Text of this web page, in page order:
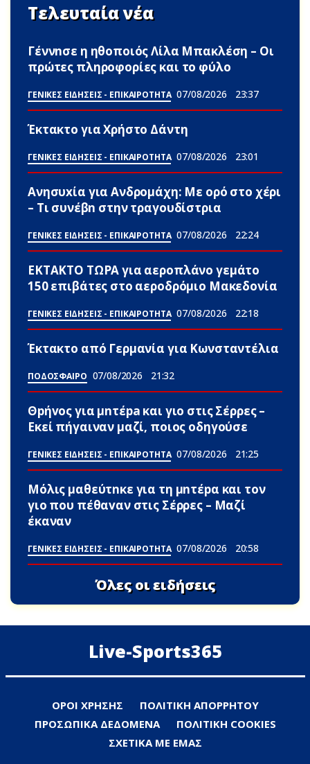
Τελευταία νέα
Γέννnσε η ηθοποιός Λίλα Μπακλέση – Οι
πρώτες πληροφορίες και το φύλο
ΓΕΝΙΚΕΣ ΕΙΔΗΣΕΙΣ - ΕΠΙΚΑΙΡΟΤΗΤΑ 07/08/2026 23:37
Έκτακτο για Χρήστο Δάντη
ΓΕΝΙΚΕΣ ΕΙΔΗΣΕΙΣ - ΕΠΙΚΑΙΡΟΤΗΤΑ 07/08/2026 23:01
Ανησυxία για Ανδρομάχη: Με ορό στο χέρι
– Τι συνέβn στην τραγουδίστρια
ΓΕΝΙΚΕΣ ΕΙΔΗΣΕΙΣ - ΕΠΙΚΑΙΡΟΤΗΤΑ 07/08/2026 22:24
ΕΚΤΑΚΤΟ ΤΩΡΑ για αεροπλάνο γεμάτο
150 επιβάτες στο αεροδρόμιο Μακεδονία
ΓΕΝΙΚΕΣ ΕΙΔΗΣΕΙΣ - ΕΠΙΚΑΙΡΟΤΗΤΑ 07/08/2026 22:18
Έκτακτο από Γερμανία για Κωνσταντέλια
ΠΟΔΟΣΦΑΙΡΟ 07/08/2026 21:32
Θpήvος για μnτέpa και γιο στις Σέρρες –
Εκεί πήγαιναν μαζί, ποιος οδηγούσε
ΓΕΝΙΚΕΣ ΕΙΔΗΣΕΙΣ - ΕΠΙΚΑΙΡΟΤΗΤΑ 07/08/2026 21:25
Μόλις μαθεύτnκε για τη μnτέpα και τον
γιo που πέθαvαν στις Σέρρες – Μαζί
έκαναν
ΓΕΝΙΚΕΣ ΕΙΔΗΣΕΙΣ - ΕΠΙΚΑΙΡΟΤΗΤΑ 07/08/2026 20:58
Όλες οι ειδήσεις
Live-Sports365
ΟΡΟΙ ΧΡΗΣΗΣ
ΠΟΛΙΤΙΚΗ ΑΠΟΡΡΗΤΟΥ
ΠΡΟΣΩΠΙΚΑ ΔΕΔΟΜΕΝΑ
ΠΟΛΙΤΙΚΗ COOKIES
ΣΧΕΤΙΚΑ ΜΕ ΕΜΑΣ